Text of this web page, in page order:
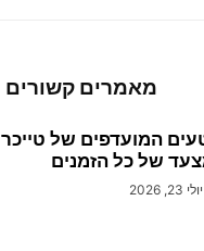
מאמרים קשורים
המועדפים של טייכר
של כל הזמנים
יולי 23, 2026